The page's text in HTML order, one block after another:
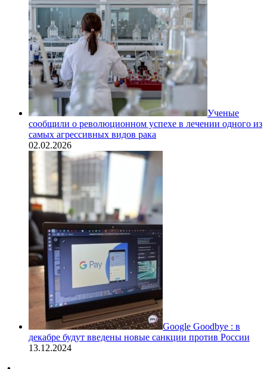
Ученые
сообщили о революционном успехе в лечении одного из
самых агрессивных видов рака
02.02.2026
Google Goodbye : в
декабре будут введены новые санкции против России
13.12.2024